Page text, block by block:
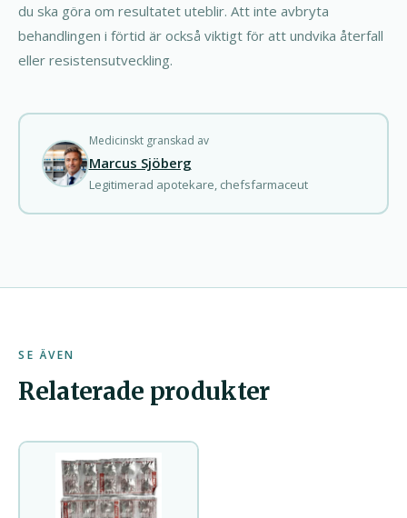
du ska göra om resultatet uteblir. Att inte avbryta
behandlingen i förtid är också viktigt för att undvika återfall
eller resistensutveckling.
Medicinskt granskad av
Marcus Sjöberg
Legitimerad apotekare, chefsfarmaceut
SE ÄVEN
Relaterade produkter